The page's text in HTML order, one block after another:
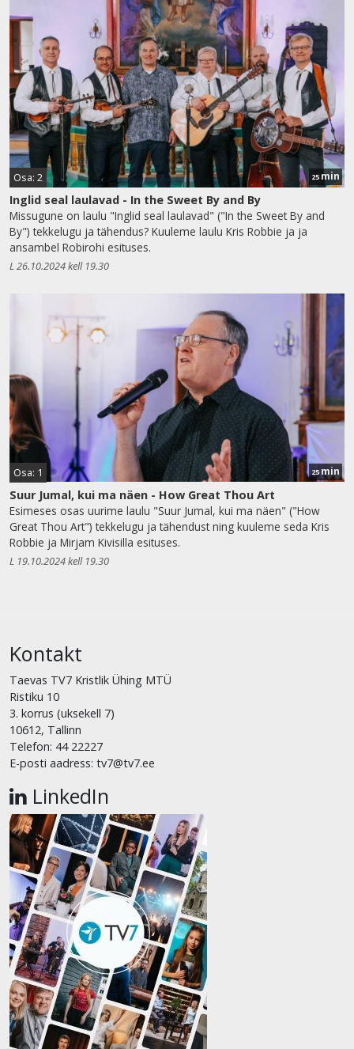
Osa: 2 25 min
Inglid seal laulavad - In the Sweet By and By
Missugune on laulu "Inglid seal laulavad" ("In the Sweet By and
By") tekkelugu ja tähendus? Kuuleme laulu Kris Robbie ja ja
ansambel Robirohi esituses.
L 26.10.2024 kell 19.30
Osa: 1 25 min
Suur Jumal, kui ma näen - How Great Thou Art
Esimeses osas uurime laulu "Suur Jumal, kui ma näen" ("How
Great Thou Art") tekkelugu ja tähendust ning kuuleme seda Kris
Robbie ja Mirjam Kivisilla esituses.
L 19.10.2024 kell 19.30
Kontakt
Taevas TV7 Kristlik Ühing MTÜ
Ristiku 10
3. korrus (uksekell 7)
10612, Tallinn
Telefon: 44 22227
E-posti aadress: tv7@tv7.ee
LinkedIn